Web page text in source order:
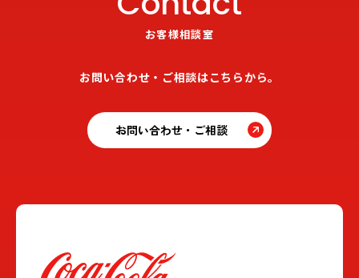
お客様相談室
お問い合わせ・ご相談はこちらから。
お問い合わせ・ご相談